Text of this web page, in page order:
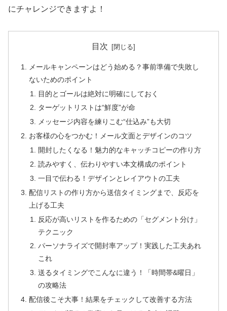
にチャレンジできますよ！
目次
メールキャンペーンはどう始める？事前準備で失敗し
ないためのポイント
目的とゴールは絶対に明確にしておく
ターゲットリストは“鮮度”が命
メッセージ内容を練りこむ“仕込み”も大切
お客様の心をつかむ！メール文面とデザインのコツ
開封したくなる！魅力的なキャッチコピーの作り方
読みやすく、伝わりやすい本文構成のポイント
一目で伝わる！デザインとレイアウトの工夫
配信リストの作り方から送信タイミングまで、反応を
上げる工夫
反応が高いリストを作るための「セグメント分け」
テクニック
パーソナライズで開封率アップ！実践した工夫あれ
これ
送るタイミングでこんなに違う！「時間帯&曜日」
の攻略法
配信後こそ大事！結果をチェックして改善する方法